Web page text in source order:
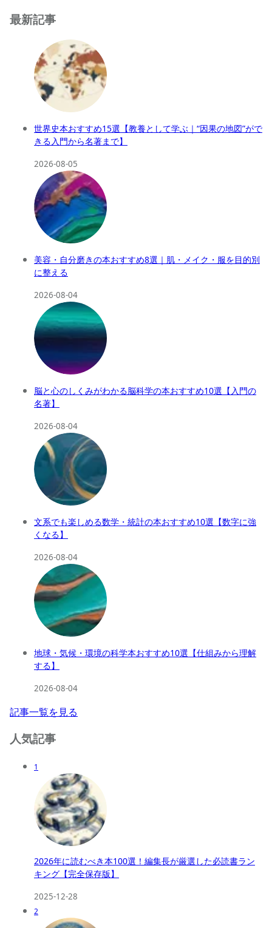
最新記事
世界史本おすすめ15選【教養として学ぶ｜“因果の地図”がで
きる入門から名著まで】
2026-08-05
美容・自分磨きの本おすすめ8選｜肌・メイク・服を目的別
に整える
2026-08-04
脳と心のしくみがわかる脳科学の本おすすめ10選【入門の
名著】
2026-08-04
文系でも楽しめる数学・統計の本おすすめ10選【数字に強
くなる】
2026-08-04
地球・気候・環境の科学本おすすめ10選【仕組みから理解
する】
2026-08-04
記事一覧を見る
人気記事
1
2026年に読むべき本100選！編集長が厳選した必読書ラン
キング【完全保存版】
2025-12-28
2